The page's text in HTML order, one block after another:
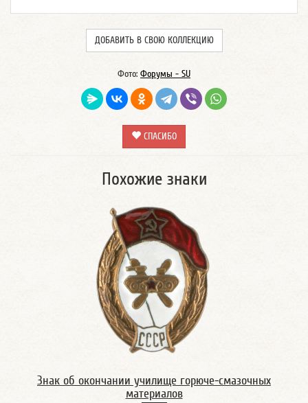
ДОБАВИТЬ В СВОЮ КОЛЛЕКЦИЮ
Фото: Форумы - SU
СПАСИБО
Похожие знаки
Знак об окончании училище горюче-смазочных
материалов